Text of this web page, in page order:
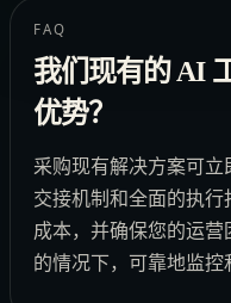
FAQ
我们现有的 AI
优势？
采购现有解决方案可
交接机制和全面的执
成本，并确保您的运
的情况下，可靠地监控